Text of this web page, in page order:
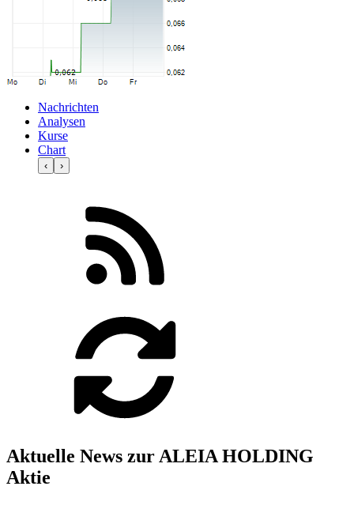
Nachrichten
Analysen
Kurse
Chart
‹ ›
Aktuelle News zur ALEIA HOLDING
Aktie